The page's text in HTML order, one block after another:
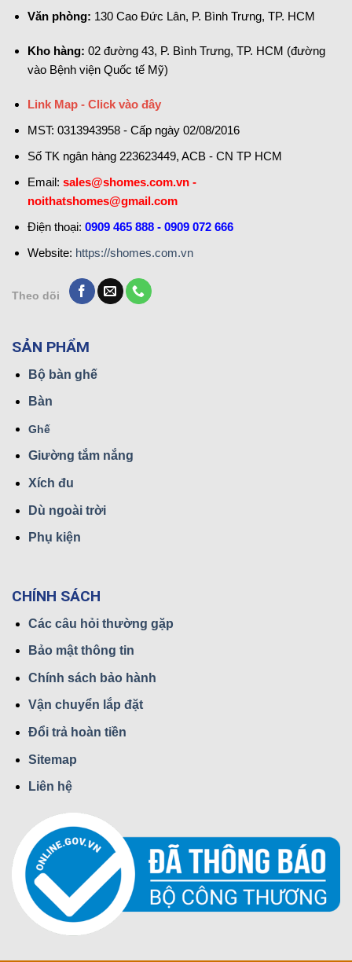
Văn phòng: 130 Cao Đức Lân, P. Bình Trưng, TP. HCM
Kho hàng: 02 đường 43, P. Bình Trưng, TP. HCM (đường
vào Bệnh viện Quốc tế Mỹ)
Link Map - Click vào đây
MST: 0313943958 - Cấp ngày 02/08/2016
Số TK ngân hàng 223623449, ACB - CN TP HCM
Email: sales@shomes.com.vn -
noithatshomes@gmail.com
Điện thoại: 0909 465 888 - 0909 072 666
Website: https://shomes.com.vn
Theo dõi
SẢN PHẨM
Bộ bàn ghế
Bàn
Ghế
Giường tắm nắng
Xích đu
Dù ngoài trời
Phụ kiện
CHÍNH SÁCH
Các câu hỏi thường gặp
Bảo mật thông tin
Chính sách bảo hành
Vận chuyển lắp đặt
Đổi trả hoàn tiền
Sitemap
Liên hệ